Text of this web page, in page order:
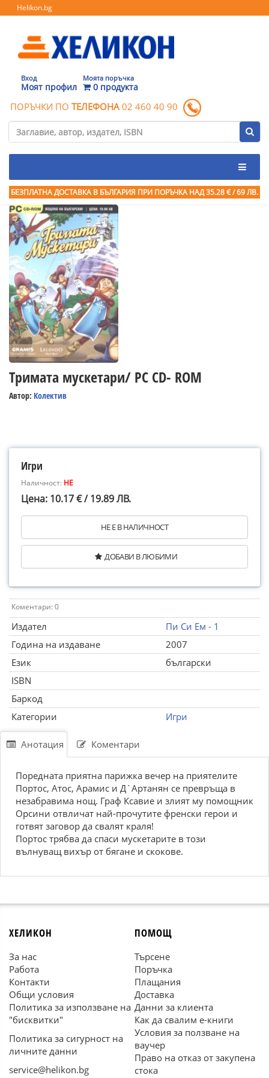
Helikon.bg
Вход
Моят профил
Моята поръчка
0 продукта
ПОРЪЧКИ ПО ТЕЛЕФОНА 02 460 40 90
БЕЗПЛАТНА ДОСТАВКА В БЪЛГАРИЯ ПРИ ПОРЪЧКА НАД 35.28 € / 69 ЛВ.
Тримата мускетари/ PC CD- ROM
Автор: Колектив
Игри
Наличност: НЕ
Цена: 10.17 € / 19.89 ЛВ.
НЕ Е В НАЛИЧНОСТ
ДОБАВИ В ЛЮБИМИ
Коментари: 0
Издател
Пи Си Ем - 1
Година на издаване
2007
Език
български
ISBN
Баркод
Категории
Игри
Анотация Коментари
Поредната приятна парижка вечер на приятелите
Портос, Атос, Арамис и Д`Артанян се превръща в
незабравима нощ. Граф Ксавие и злият му помощник
Орсини отвличат най-прочутите френски герои и
готвят заговор да свалят краля!
Портос трябва да спаси мускетарите в този
вълнуващ вихър от бягане и скокове.
ХЕЛИКОН
За нас
Работа
Контакти
Общи условия
Политика за използване на
"бисквитки"
Политика за сигурност на
личните данни
service@helikon.bg
ПОМОЩ
Търсене
Поръчка
Плащания
Доставка
Данни за клиента
Как да свалим е-книги
Условия за ползване на
ваучер
Право на отказ от закупена
стока